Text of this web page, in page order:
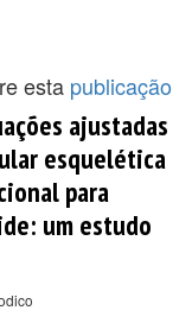
esta publicação
ajustadas
esquelética
para
um estudo